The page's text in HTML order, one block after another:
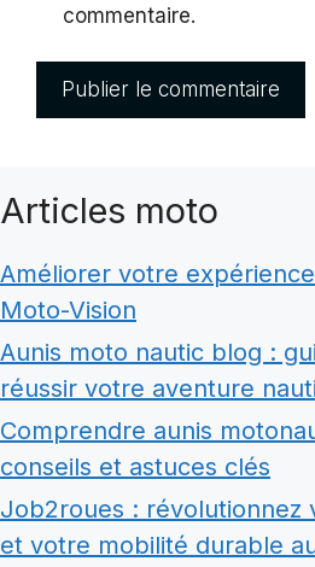
commentaire.
Articles moto
Améliorer votre
Moto-Vision
Aunis moto nautic blog :
réussir votre aventure
Comprendre aunis
conseils et astuces clés
Job2roues : révolutionnez
et votre mobilité durable